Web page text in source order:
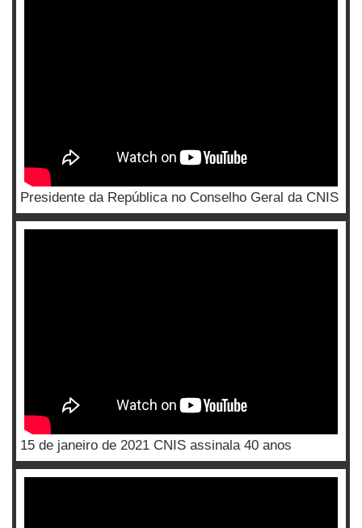
Presidente da República no Conselho Geral da CNIS
15 de janeiro de 2021 CNIS assinala 40 anos